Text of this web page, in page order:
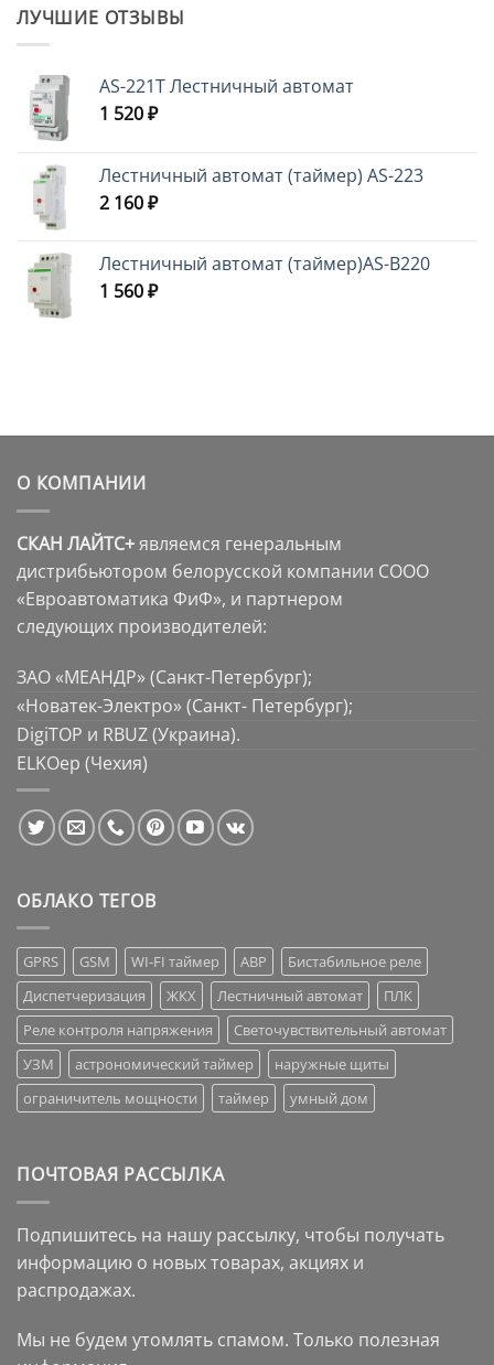
ЛУЧШИЕ ОТЗЫВЫ
AS-221T Лестничный автомат
1 520₽
Лестничный автомат (таймер) AS-223
2 160₽
Лестничный автомат (таймер)AS-B220
1 560₽
О КОМПАНИИ
СКАН ЛАЙТС+являемся генеральным
дистрибьютором белорусской компании СООО
«Евроавтоматика ФиФ», и партнером
следующих производителей:
ЗАО «МЕАНДР» (Санкт-Петербург);
«Новатек-Электро» (Санкт- Петербург);
DigiTOP и RBUZ (Украина).
ELKOep (Чехия)
ОБЛАКО ТЕГОВ
GPRS GSM WI-FI таймер АВР
Бистабильное реле
Диспетчеризация
ЖКХ Лестничный автомат
ПЛК
Реле контроля напряжения
Светочувствительный автомат
УЗМ
астрономический таймер
наружные щиты
ограничитель мощности
таймер умный дом
ПОЧТОВАЯ РАССЫЛКА
Подпишитесь на нашу рассылку, чтобы получать
информацию о новых товарах, акциях и
распродажах.
Мы не будем утомлять спамом. Только полезная